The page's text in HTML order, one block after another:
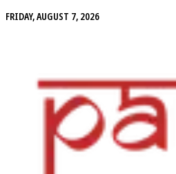
FRIDAY, AUGUST 7, 2026